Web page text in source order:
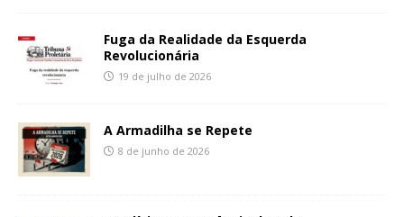
Fuga da Realidade da Esquerda
Revolucionária
19 de julho de 2026
A Armadilha se Repete
8 de junho de 2026